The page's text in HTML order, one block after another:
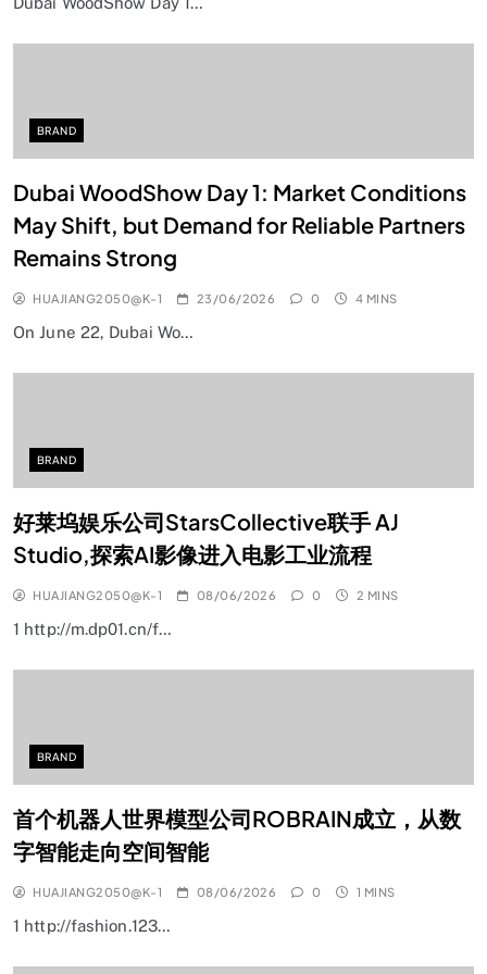
BRAND
Dubai WoodShow Day 1: Market Conditions
May Shift, but Demand for Reliable Partners
Remains Strong
HUAJIANG2050@K-1 23/06/2026 0 4 MINS
On June 22, Dubai Wo…
BRAND
好莱坞娱乐公司StarsCollective联手 AJ
Studio,探索AI影像进入电影工业流程
HUAJIANG2050@K-1 08/06/2026 0 2 MINS
1 http://m.dp01.cn/f…
BRAND
首个机器人世界模型公司ROBRAIN成立，从数
字智能走向空间智能
HUAJIANG2050@K-1 08/06/2026 0 1 MINS
1 http://fashion.123…